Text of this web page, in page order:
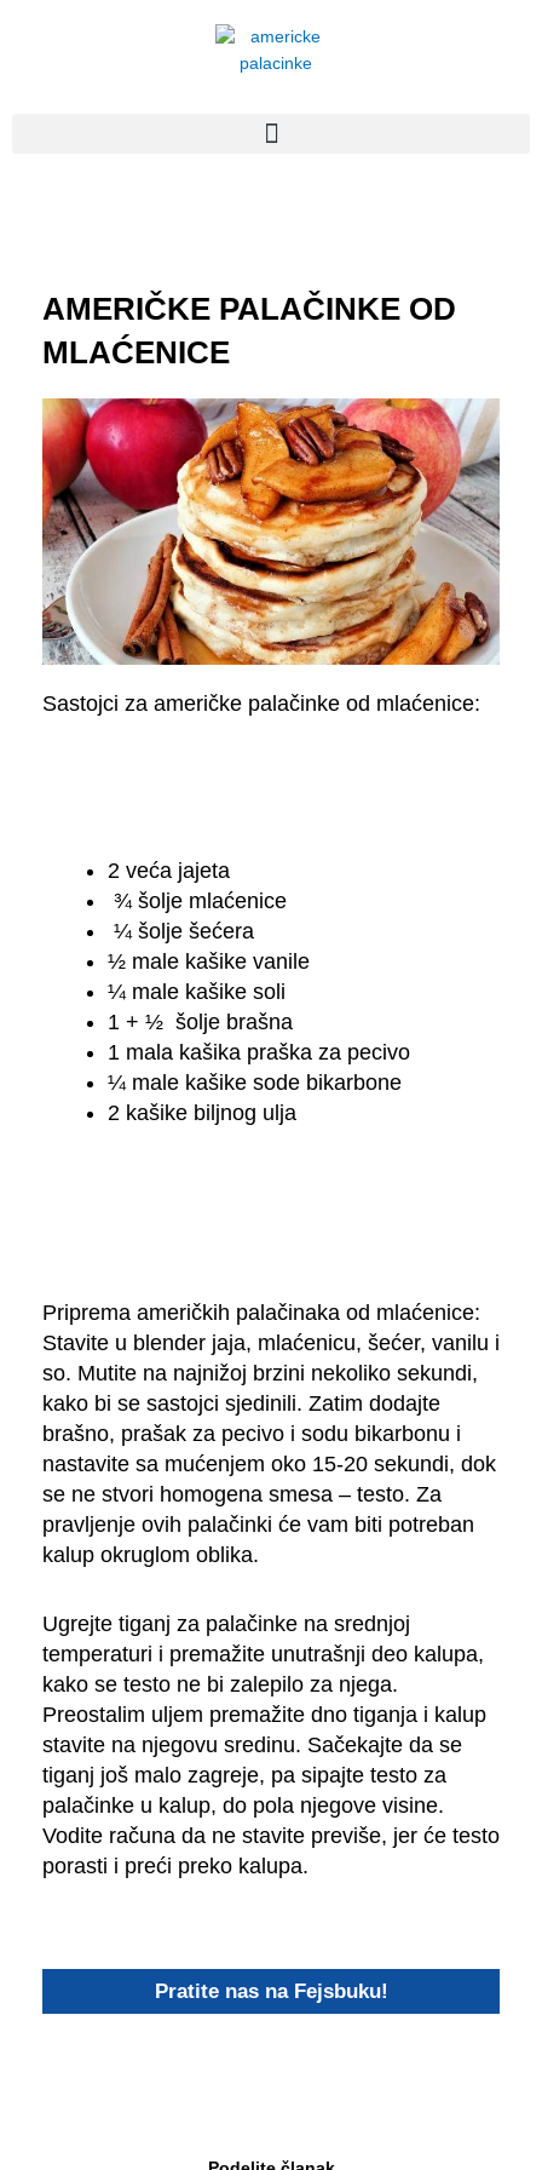
AMERIČKE PALAČINKE OD
MLAĆENICE
Sastojci za američke palačinke od mlaćenice:
2 veća jajeta
¾ šolje mlaćenice
¼ šolje šećera
½ male kašike vanile
¼ male kašike soli
1 + ½ šolje brašna
1 mala kašika praška za pecivo
¼ male kašike sode bikarbone
2 kašike biljnog ulja
Priprema američkih palačinaka od mlaćenice:
Stavite u blender jaja, mlaćenicu, šećer, vanilu i
so. Mutite na najnižoj brzini nekoliko sekundi,
kako bi se sastojci sjedinili. Zatim dodajte
brašno, prašak za pecivo i sodu bikarbonu i
nastavite sa mućenjem oko 15-20 sekundi, dok
se ne stvori homogena smesa – testo. Za
pravljenje ovih palačinki će vam biti potreban
kalup okruglom oblika.
Ugrejte tiganj za palačinke na srednjoj
temperaturi i premažite unutrašnji deo kalupa,
kako se testo ne bi zalepilo za njega.
Preostalim uljem premažite dno tiganja i kalup
stavite na njegovu sredinu. Sačekajte da se
tiganj još malo zagreje, pa sipajte testo za
palačinke u kalup, do pola njegove visine.
Vodite računa da ne stavite previše, jer će testo
porasti i preći preko kalupa.
Pratite nas na Fejsbuku!